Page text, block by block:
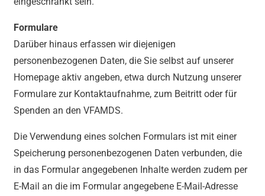
Formulare
Darüber hinaus erfassen wir diejenigen
personenbezogenen Daten, die Sie selbst auf unserer
Homepage aktiv angeben, etwa durch Nutzung unserer
Formulare zur Kontaktaufnahme, zum Beitritt oder für
Spenden an den VFAMDS.
Die Verwendung eines solchen Formulars ist mit einer
Speicherung personenbezogenen Daten verbunden, die
in das Formular angegebenen Inhalte werden zudem per
E-Mail an die im Formular angegebene E-Mail-Adresse